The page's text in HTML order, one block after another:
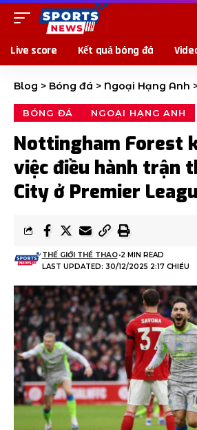
Live score Kết quả bóng đá
Blog > Bóng đá > Ngoại Hạng Anh
BÓNG ĐÁ NGOẠI HẠNG ANH
Nottingham Forest
việc điều hành trận
City ở Premier
LAST UPDATED: 30/12/2025 2:17 CHIỀU
THẾ GIỚI THỂ THAO 2 MIN READ